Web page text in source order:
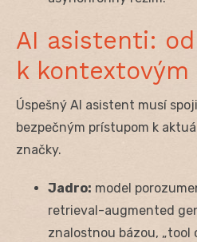
AI asistenti:
k
Úspešný AI asistent musí
bezpečným prístupom k
značky.
Jadro: model
retrieval-augmented
znalostnou bázou, „tool